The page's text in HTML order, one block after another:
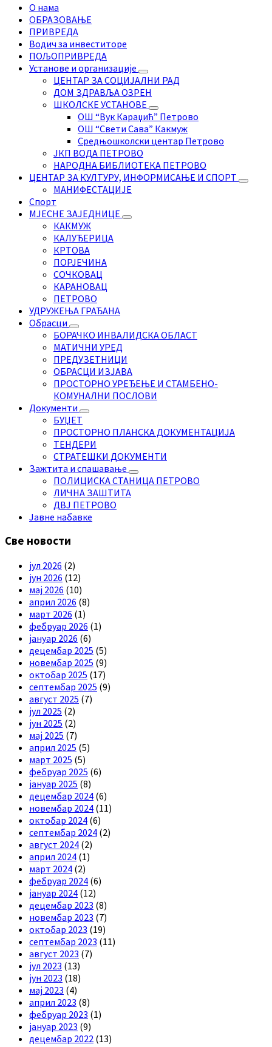
О нама
ОБРАЗОВАЊЕ
ПРИВРЕДА
Водич за инвеститоре
ПОЉОПРИВРЕДА
Установе и организације
ЦЕНТАР ЗА СОЦИЈАЛНИ РАД
ДОМ ЗДРАВЉА ОЗРЕН
ШКОЛСКЕ УСТАНОВЕ
ОШ “Вук Караџић” Петрово
ОШ “Свети Сава” Какмуж
Средњошколски центар Петрово
ЈКП ВОДА ПЕТРОВО
НАРОДНА БИБЛИОТЕКА ПЕТРОВО
ЦЕНТАР ЗА КУЛТУРУ, ИНФОРМИСАЊЕ И СПОРТ
МАНИФЕСТАЦИЈЕ
Спорт
МЈЕСНЕ ЗАЈЕДНИЦЕ
КАКМУЖ
КАЛУЂЕРИЦА
КРТОВА
ПОРЈЕЧИНА
СОЧКОВАЦ
КАРАНОВАЦ
ПЕТРОВО
УДРУЖЕЊА ГРАЂАНА
Обрасци
БОРАЧКО ИНВАЛИДСКА ОБЛАСТ
МАТИЧНИ УРЕД
ПРЕДУЗЕТНИЦИ
ОБРАСЦИ ИЗЈАВА
ПРОСТОРНО УРЕЂЕЊЕ И СТАМБЕНО-
КОМУНАЛНИ ПОСЛОВИ
Документи
БУЏЕТ
ПРОСТОРНО ПЛАНСКА ДОКУМЕНТАЦИЈА
ТЕНДЕРИ
СТРАТЕШКИ ДОКУМЕНТИ
Зажтита и спашавање
ПОЛИЦИСКА СТАНИЦА ПЕТРОВО
ЛИЧНА ЗАШТИТА
ДВЈ ПЕТРОВО
Јавне набавке
Све новости
јул 2026 (2)
јун 2026 (12)
мај 2026 (10)
април 2026 (8)
март 2026 (1)
фебруар 2026 (1)
јануар 2026 (6)
децембар 2025 (5)
новембар 2025 (9)
октобар 2025 (17)
септембар 2025 (9)
август 2025 (7)
јул 2025 (2)
јун 2025 (2)
мај 2025 (7)
април 2025 (5)
март 2025 (5)
фебруар 2025 (6)
јануар 2025 (8)
децембар 2024 (6)
новембар 2024 (11)
октобар 2024 (6)
септембар 2024 (2)
август 2024 (2)
април 2024 (1)
март 2024 (2)
фебруар 2024 (6)
јануар 2024 (12)
децембар 2023 (8)
новембар 2023 (7)
октобар 2023 (19)
септембар 2023 (11)
август 2023 (7)
јул 2023 (13)
јун 2023 (18)
мај 2023 (4)
април 2023 (8)
фебруар 2023 (1)
јануар 2023 (9)
децембар 2022 (13)